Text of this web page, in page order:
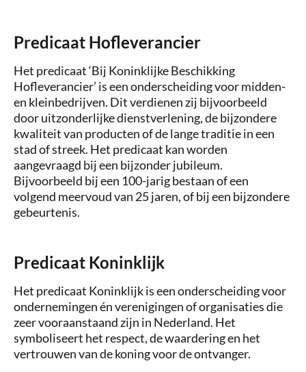
Predicaat Hofleverancier
Het predicaat ‘Bij Koninklijke Beschikking
Hofleverancier’ is een onderscheiding voor midden-
en kleinbedrijven. Dit verdienen zij bijvoorbeeld
door uitzonderlijke dienstverlening, de bijzondere
kwaliteit van producten of de lange traditie in een
stad of streek. Het predicaat kan worden
aangevraagd bij een bijzonder jubileum.
Bijvoorbeeld bij een 100-jarig bestaan of een
volgend meervoud van 25 jaren, of bij een bijzondere
gebeurtenis.
Predicaat Koninklijk
Het predicaat Koninklijk is een onderscheiding voor
ondernemingen én verenigingen of organisaties die
zeer vooraanstaand zijn in Nederland. Het
symboliseert het respect, de waardering en het
vertrouwen van de koning voor de ontvanger.